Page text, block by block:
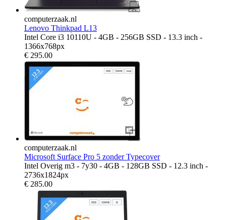
computerzaak.nl
Lenovo Thinkpad L13
Intel Core i3 10110U - 4GB - 256GB SSD - 13.3 inch -
1366x768px
€ 295.00
computerzaak.nl
Microsoft Surface Pro 5 zonder Typecover
Intel Overig m3 - 7y30 - 4GB - 128GB SSD - 12.3 inch -
2736x1824px
€ 285.00